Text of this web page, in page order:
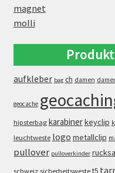
magnet
molli
aufkleber bag ch damen
geocache
hipsterbag karabinerkeyclip
leuchtweste logo metallclip
pullover pulloverkinder
schweiz sicherheitsweste t5